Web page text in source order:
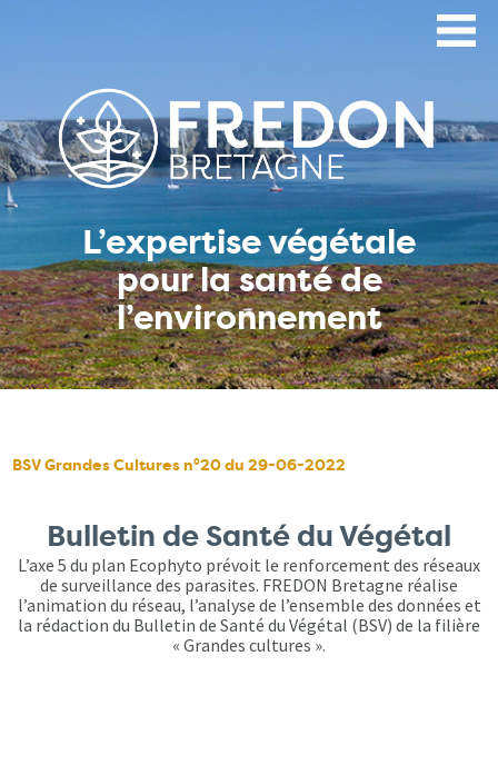
L’expertise végétale
pour la santé de
l’environnement
BSV Grandes Cultures n°20 du 29-06-2022
Bulletin de Santé du Végétal
L’axe 5 du plan Ecophyto prévoit le renforcement des réseaux
de surveillance des parasites. FREDON Bretagne réalise
l’animation du réseau, l’analyse de l’ensemble des données et
la rédaction du Bulletin de Santé du Végétal (BSV) de la filière
« Grandes cultures ».